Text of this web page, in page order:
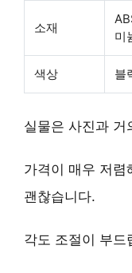
소재
미
색상 블
실물은 사진과 거
가격이 매우 저렴
괜찮습니다.
각도 조절이 부드